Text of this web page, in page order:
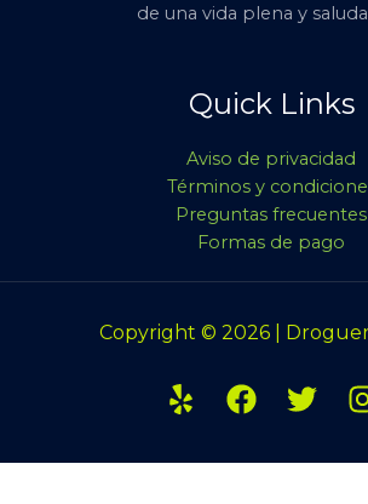
de una vida plena y
Quick Links
Aviso de privacidad
Términos y
Preguntas frecuentes
Formas de pago
Copyright © 2026 |